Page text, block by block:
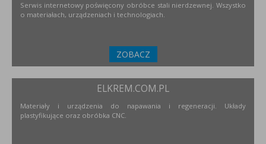
Serwis internetowy poświęcony obróbce stali nierdzewnej. Wszystko
o materiałach, urządzeniach i technologiach.
ZOBACZ
ELKREM.COM.PL
Materiały i urządzenia do napawania i regeneracji. Układy
plastyfikujące oraz obróbka CNC.